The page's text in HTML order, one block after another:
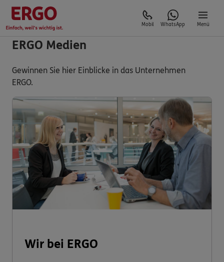
Mobil WhatsApp Menü
ERGO Medien
Gewinnen Sie hier Einblicke in das Unternehmen
ERGO.
Wir bei ERGO